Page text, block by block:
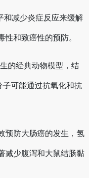
和减少炎症反应来缓解
和致癌性的预防。
的经典动物模型，结
可能通过抗氧化和抗
预防大肠癌的发生，氢
减少腹泻和大鼠结肠黏